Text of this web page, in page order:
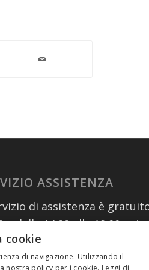
ASSISTENZA
di assistenza è
e dalle 14.00 alle 19.00
cookie
di navigazione. Utilizzando il
nostra policy per i cookie. Leggi di